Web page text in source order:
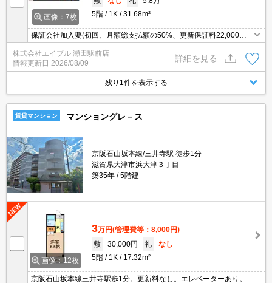
画像：7枚
5階
1K 31.68m²
保証会社加入要(初回、月額総支払額の50%、更新保証料22,000
円)。オートロック付きで、一人暮らしも安心。洗面化粧台付き。T
Vモニターホンで安心生活を!。
株式会社エイブル 瀬田駅前店
情報更新日 2026/08/09
詳細を見る
残り1件を表示する
賃貸マンション マンショングレ－ス
京阪石山坂本線/三井寺駅 徒歩1分
滋賀県大津市浜大津３丁目
築35年
5階建
画像：12枚
3万円(管理費等：8,000円)
敷
30,000円 礼
なし
5階
1K 17.32m²
京阪石山坂本線三井寺駅歩1分。更新料なし。エレベーターあり。